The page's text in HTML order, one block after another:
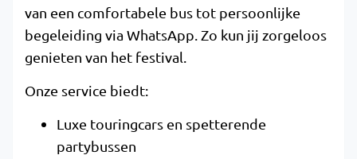
van een comfortabele bus tot persoonlijke
begeleiding via WhatsApp. Zo kun jij zorgeloos
genieten van het festival.
Onze service biedt:
Luxe touringcars en spetterende
partybussen